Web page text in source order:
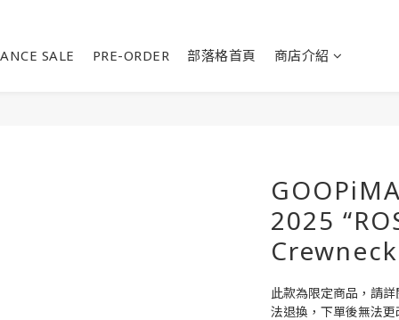
SALE PRE-ORDER 部落格首頁 商店介紹
2025
此款為限定商品，請
法退換，下單後無法